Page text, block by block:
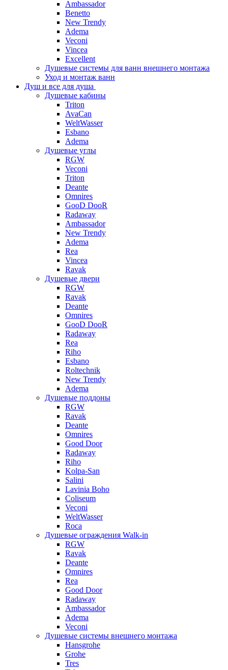
Ambassador
Benetto
New Trendy
Adema
Veconi
Vincea
Excellent
Душевые системы для ванн внешнего монтажа
Уход и монтаж ванн
Душ и все для душа
Душевые кабины
Triton
AvaCan
WeltWasser
Esbano
Adema
Душевые углы
RGW
Veconi
Triton
Deante
Omnires
GooD DooR
Radaway
Ambassador
New Trendy
Adema
Rea
Vincea
Ravak
Душевые двери
RGW
Ravak
Deante
Omnires
GooD DooR
Radaway
Rea
Riho
Esbano
Roltechnik
New Trendy
Adema
Душевые поддоны
RGW
Ravak
Deante
Omnires
Good Door
Radaway
Riho
Kolpa-San
Salini
Lavinia Boho
Coliseum
Veconi
WeltWasser
Roca
Душевые ограждения Walk-in
RGW
Ravak
Deante
Omnires
Rea
Good Door
Radaway
Ambassador
Adema
Veconi
Душевые системы внешнего монтажа
Hansgrohe
Grohe
Tres